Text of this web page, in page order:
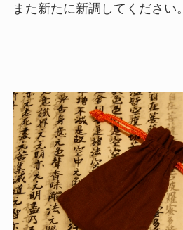
また新たに新調してください。